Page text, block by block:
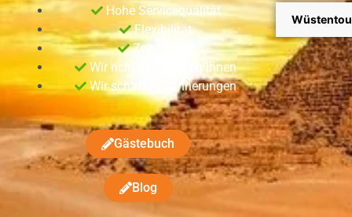
Hohe Servicequalität
Flexibilität
Zeit für Sie
Wir richten uns nach Ihnen
Wir schaffen Erinnerungen
Gästebuch
Blog